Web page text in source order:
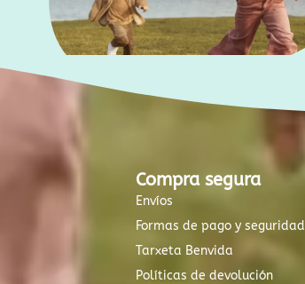
Compra segura
Envíos
Formas de pago y seguridad
Tarxeta Benvida
Políticas de devolución